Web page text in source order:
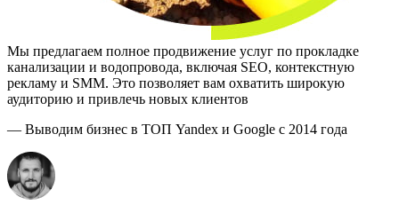
Томск
Кострома
Тамбов
Саранск
Хабаровск
Вологда
Севастополь
Батайск
Дзержинск
Минеральные Воды
Мы предлагаем полное продвижение услуг по прокладке
канализации и водопровода, включая SEO, контекстную
рекламу и SMM. Это позволяет вам охватить широкую
аудиторию и привлечь новых клиентов
— Выводим бизнес в ТОП Yandex и Google с 2014 года